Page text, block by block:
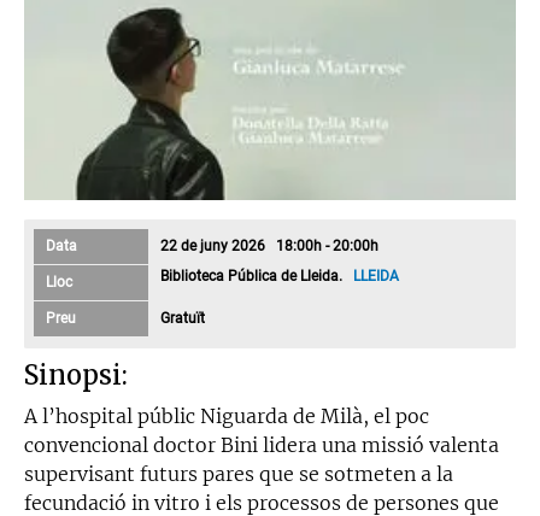
Data 22 de juny 2026 18:00h - 20:00h
Lloc Biblioteca Pública de Lleida. LLEIDA
Preu Gratuït
Sinopsi:
A l’hospital públic Niguarda de Milà, el poc
convencional doctor Bini lidera una missió valenta
supervisant futurs pares que se sotmeten a la
fecundació in vitro i els processos de persones que